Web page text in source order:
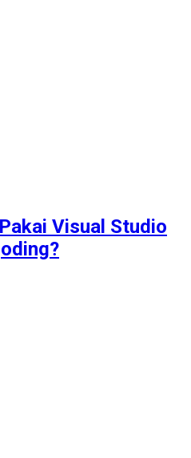
Visual Studio